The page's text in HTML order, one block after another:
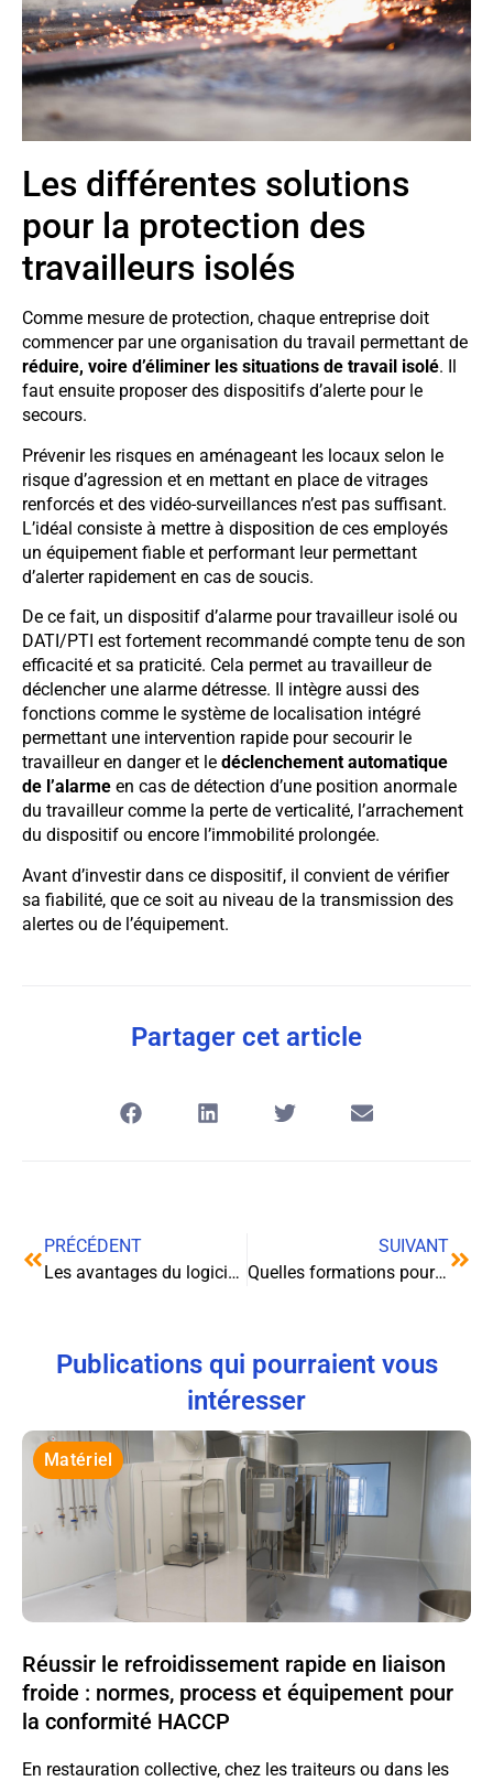
Les différentes solutions
pour la protection des
travailleurs isolés
Comme mesure de protection, chaque entreprise doit
commencer par une organisation du travail permettant de
réduire, voire d’éliminer les situations de travail isolé. Il
faut ensuite proposer des dispositifs d’alerte pour le
secours.
Prévenir les risques en aménageant les locaux selon le
risque d’agression et en mettant en place de vitrages
renforcés et des vidéo-surveillances n’est pas suffisant.
L’idéal consiste à mettre à disposition de ces employés
un équipement fiable et performant leur permettant
d’alerter rapidement en cas de soucis.
De ce fait, un dispositif d’alarme pour travailleur isolé ou
DATI/PTI est fortement recommandé compte tenu de son
efficacité et sa praticité. Cela permet au travailleur de
déclencher une alarme détresse. Il intègre aussi des
fonctions comme le système de localisation intégré
permettant une intervention rapide pour secourir le
travailleur en danger et le déclenchement automatique
de l’alarme en cas de détection d’une position anormale
du travailleur comme la perte de verticalité, l’arrachement
du dispositif ou encore l’immobilité prolongée.
Avant d’investir dans ce dispositif, il convient de vérifier
sa fiabilité, que ce soit au niveau de la transmission des
alertes ou de l’équipement.
Partager cet article
PRÉCÉDENT
Les avantages du logiciel médico-social
SUIVANT
Quelles formations pour travailler dans le numérique ?
Publications qui pourraient vous
intéresser
Matériel
Réussir le refroidissement rapide en liaison
froide : normes, process et équipement pour
la conformité HACCP
En restauration collective, chez les traiteurs ou dans les